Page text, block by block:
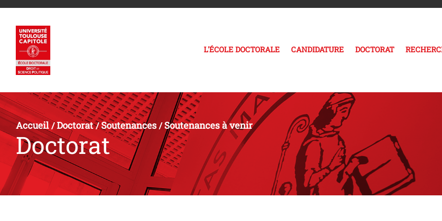
L'ÉCOLE DOCTORALE CANDIDATURE DOCTORAT
Accueil/Doctorat/Soutenances/ Soutenances à venir
Doctorat